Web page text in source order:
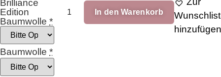
Brilliance
Edition
Baumwolle *
Baumwolle *
Memories
Tierische
Menge
In den Warenkorb
hinzufügen